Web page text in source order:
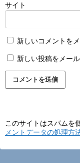
サイト
新しいコメントを
新しい投稿をメー
このサイトはスパムを
メントデータの処理方